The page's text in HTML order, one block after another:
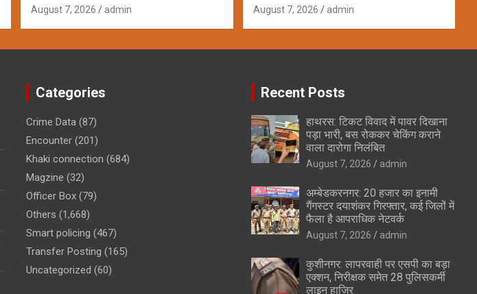
August 7, 2026 admin August 7, 2026 admin
Categories
Crime Data (87)
Encounter (201)
Khaki connection (684)
Magzine (32)
Officer Box (79)
Others (1,668)
Smart policing (467)
Transfer Posting (165)
Uncategorized (60)
Recent Posts
हाथरस: टिकट विवाद में पावर दिखाना
पड़ा भारी, बस रोककर चेकिंग कराने
वाला दारोगा निलंबित
August 7, 2026 admin
अम्बेडकरनगर: 20 हजार का इनामी
गैंगस्टर दयाशंकर गिरफ्तार, कई जिलों में
फैला है आपराधिक नेटवर्क
August 7, 2026 admin
कुशीनगर: लापरवाही पर एसपी का बड़ा
एक्शन, निरीक्षक समेत 28 पुलिसकर्मी
लाइन हाजिर